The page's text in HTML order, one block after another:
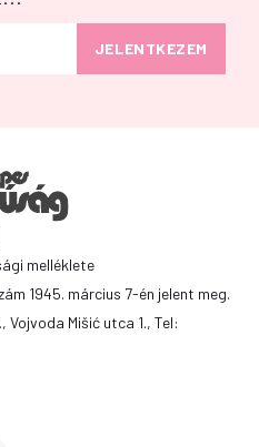
melléklete
1945. március 7-én jelent meg.
Mišić utca 1., Tel: